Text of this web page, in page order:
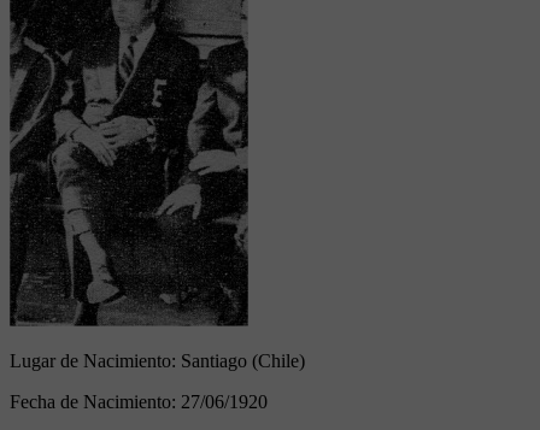
Lugar de Nacimiento: Santiago (Chile)
Fecha de Nacimiento: 27/06/1920